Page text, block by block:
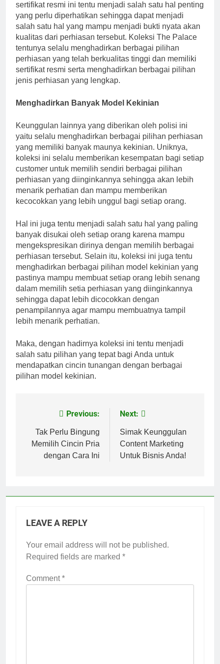
sertifikat resmi ini tentu menjadi salah satu hal penting
yang perlu diperhatikan sehingga dapat menjadi
salah satu hal yang mampu menjadi bukti nyata akan
kualitas dari perhiasan tersebut. Koleksi The Palace
tentunya selalu menghadirkan berbagai pilihan
perhiasan yang telah berkualitas tinggi dan memiliki
sertifikat resmi serta menghadirkan berbagai pilihan
jenis perhiasan yang lengkap.
Menghadirkan Banyak Model Kekinian
Keunggulan lainnya yang diberikan oleh polisi ini
yaitu selalu menghadirkan berbagai pilihan perhiasan
yang memiliki banyak maunya kekinian. Uniknya,
koleksi ini selalu memberikan kesempatan bagi setiap
customer untuk memilih sendiri berbagai pilihan
perhiasan yang diinginkannya sehingga akan lebih
menarik perhatian dan mampu memberikan
kecocokkan yang lebih unggul bagi setiap orang.
Hal ini juga tentu menjadi salah satu hal yang paling
banyak disukai oleh setiap orang karena mampu
mengekspresikan dirinya dengan memilih berbagai
perhiasan tersebut. Selain itu, koleksi ini juga tentu
menghadirkan berbagai pilihan model kekinian yang
pastinya mampu membuat setiap orang lebih senang
dalam memilih setia perhiasan yang diinginkannya
sehingga dapat lebih dicocokkan dengan
penampilannya agar mampu membuatnya tampil
lebih menarik perhatian.
Maka, dengan hadirnya koleksi ini tentu menjadi
salah satu pilihan yang tepat bagi Anda untuk
mendapatkan cincin tunangan dengan berbagai
pilihan model kekinian.
navigation
Previous:
Tak Perlu Bingung
Memilih Cincin Pria
dengan Cara Ini
Next:
Simak Keunggulan
Content Marketing
Untuk Bisnis Anda!
LEAVE A REPLY
Your email address will not be published.
Required fields are marked *
Comment*